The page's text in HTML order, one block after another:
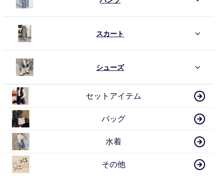
スカート
シューズ
セットアイテム
バッグ
水着
その他